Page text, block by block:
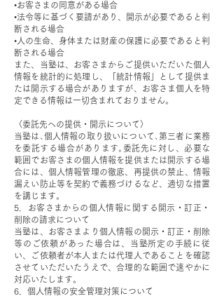
•お客さまの同意がある場合
•法令等に基づく要請があり、開示が必要であると判
断される場合
•人の生命、身体または財産の保護に必要であると判
断される場合
また、当塾は、お客さまからご提供いただいた個人
情報を統計的に処理し、「統計情報」として提供ま
たは開示する場合がありますが、お客さま個人を特
定できる情報は一切含まれておりません。
〈委託先への提供・開示について〉
当塾は､個人情報の取り扱いについて､第三者に業務
を委託する場合があります｡委託先に対し、必要な
範囲でお客さまの個人情報を提供または開示する場
合には、個人情報管理の徹底、再提供の禁止、情報
漏えい防止等を契約で義務づけるなど、適切な措置
を講じます。
5．お客さまからの個人情報に関する開示・訂正・
削除の請求について
当塾は、お客さまより個人情報の開示・訂正・削除
等のご依頼があった場合は、当塾所定の手続に従
い、ご依頼者が本人または代理人であることを確認
させていただいたうえで、合理的な範囲で速やかに
対応いたします。
6．個人情報の安全管理対策について